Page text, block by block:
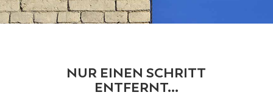
NUR EINEN SCHRITT
ENTFERNT…